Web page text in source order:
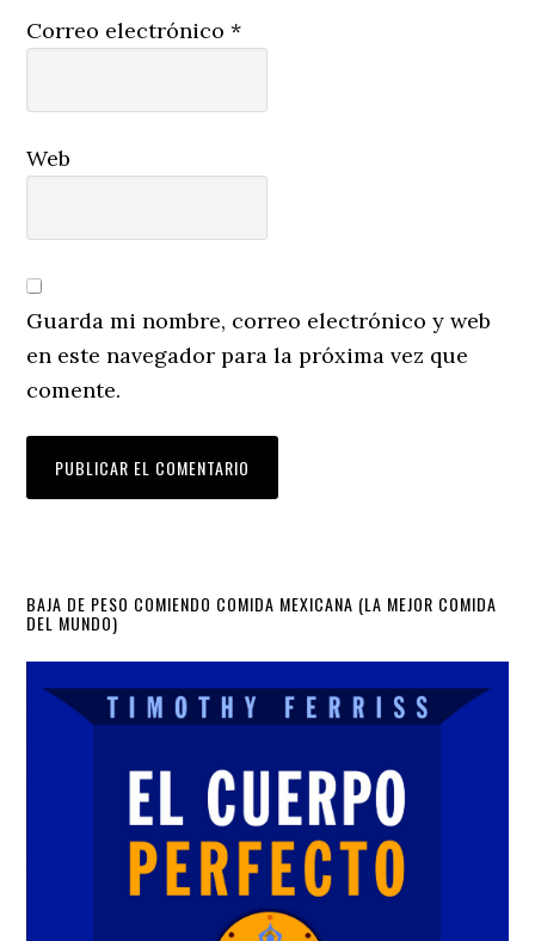
Correo electrónico*
Web
Guarda mi nombre, correo electrónico y web
en este navegador para la próxima vez que
comente.
Primary
Sidebar
BAJA DE PESO COMIENDO COMIDA MEXICANA (LA MEJOR COMIDA
DEL MUNDO)